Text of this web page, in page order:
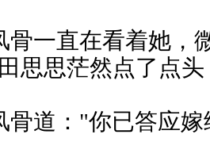
一直在看着她，
思思茫然点了点
道："你已答应嫁